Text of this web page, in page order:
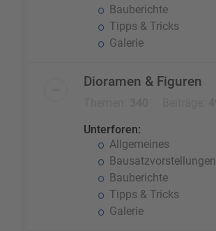
Bauberichte
Tipps & Tricks
Galerie
Dioramen & Figuren
Unterforen:
Allgemeines
Bausatzvorstellungen
Bauberichte
Tipps & Tricks
Galerie